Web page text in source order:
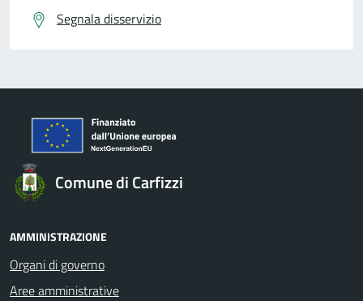
Segnala disservizio
Comune di Carfizzi
AMMINISTRAZIONE
Organi di governo
Aree amministrative